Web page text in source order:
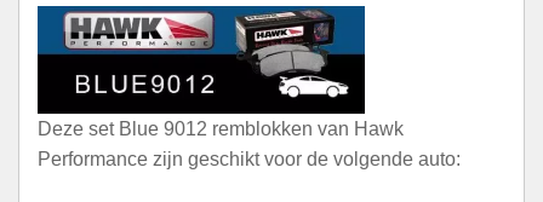
Deze set Blue 9012 remblokken van Hawk
Performance zijn geschikt voor de volgende auto: